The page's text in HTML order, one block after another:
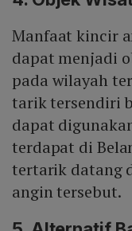
Manfaat kincir
dapat menjadi
pada wilayah
tarik tersendiri
dapat
terdapat di
tertarik datang
angin tersebut.